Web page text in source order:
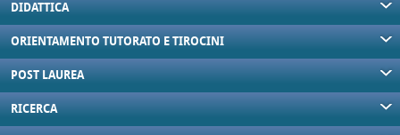
DIDATTICA
ORIENTAMENTO TUTORATO E TIROCINI
POST LAUREA
RICERCA